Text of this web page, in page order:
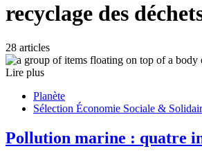
recyclage des
28 articles
Lire plus
Planète
Sélection Économie Sociale &
Pollution marine : quatre